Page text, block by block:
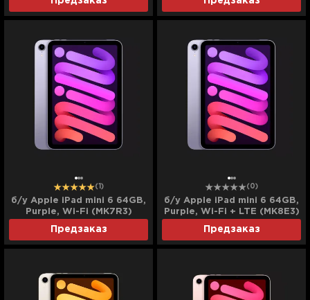
(1)
б/у Apple iPad mini 6 64GB,
Purple, Wi-Fi (MK7R3)
Предзаказ
(0)
б/у Apple iPad mini 6 64GB,
Purple, Wi-Fi + LTE (MK8E3)
Предзаказ